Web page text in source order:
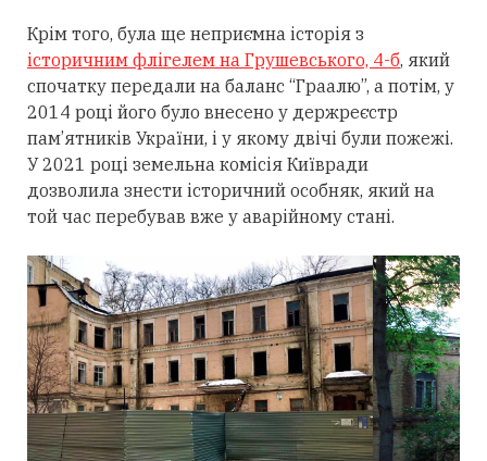
Крім того, була ще неприємна історія з
історичним флігелем на Грушевського, 4-б, який
спочатку передали на баланс “Граалю”, а потім, у
2014 році його було внесено у держреєстр
пам’ятників України, і у якому двічі були пожежі.
У 2021 році земельна комісія Київради
дозволила знести історичний особняк, який на
той час перебував вже у аварійному стані.